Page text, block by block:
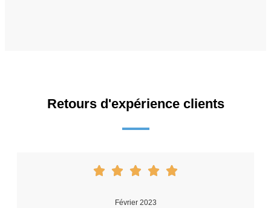
Retours d'expérience clients
Février 2023